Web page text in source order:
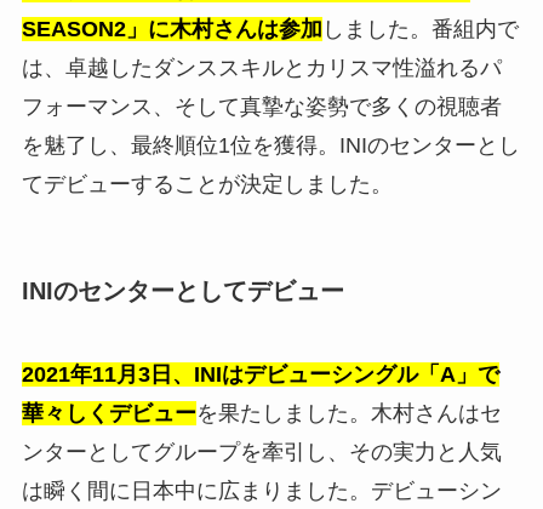
SEASON2」に木村さんは参加 しました。番組内で
は、卓越したダンススキルとカリスマ性溢れるパ
フォーマンス、そして真摯な姿勢で多くの視聴者
を魅了し、最終順位1位を獲得。INIのセンターとし
てデビューすることが決定しました。
INIのセンターとしてデビュー
2021年11月3日、INIはデビューシングル「A」で
華々しくデビューを果たしました。木村さんはセ
ンターとしてグループを牽引し、その実力と人気
は瞬く間に日本中に広まりました。デビューシン